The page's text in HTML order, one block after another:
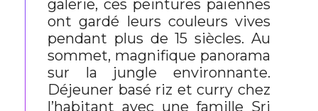
galerie, ces peintures païennes
ont gardé leurs couleurs vives
pendant plus de 15 siècles. Au
sommet, magnifique panorama
sur la jungle environnante.
Déjeuner basé riz et curry chez
l’habitant avec une famille Sri